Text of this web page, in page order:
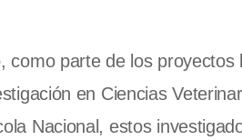
como parte de los proyectos
en Ciencias
Nacional, estos